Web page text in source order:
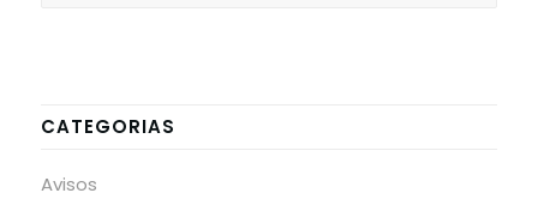
CATEGORIAS
Avisos